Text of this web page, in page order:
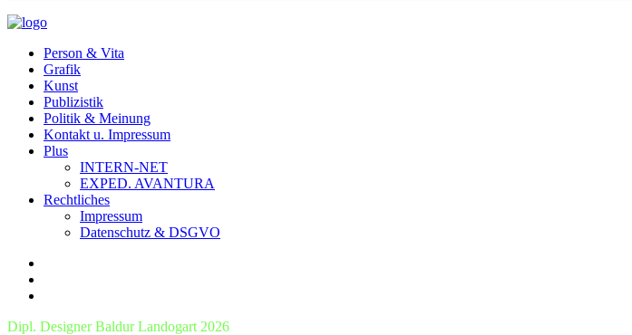
Person & Vita
Grafik
Kunst
Publizistik
Politik & Meinung
Kontakt u. Impressum
Plus
INTERN-NET
EXPED. AVANTURA
Rechtliches
Impressum
Datenschutz & DSGVO
Dipl. Designer Baldur Landogart 2026